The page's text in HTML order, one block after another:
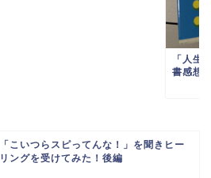
「人
書感想
「こいつらスピってんな！」を聞きヒー
リングを受けてみた！後編